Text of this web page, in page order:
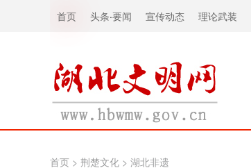
首页 头条·要闻 宣传动态 理论武装
首页 > 荆楚文化 > 湖北非遗